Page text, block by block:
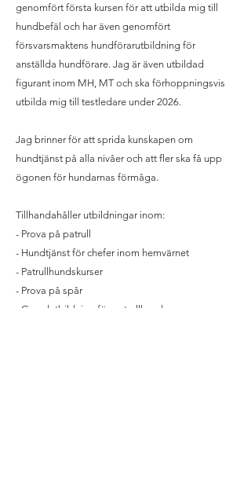
genomfört första kursen för att utbilda mig till
hundbefäl och har även genomfört
försvarsmaktens hundförarutbildning för
anställda hundförare. Jag är även utbildad
figurant inom MH, MT och ska förhoppningsvis
utbilda mig till testledare under 2026.
Jag brinner för att sprida kunskapen om
hundtjänst på alla nivåer och att fler ska få upp
ögonen för hundarnas förmåga.
Tillhandahåller utbildningar inom:
- Prova på patrull
- Hundtjänst för chefer inom hemvärnet
- Patrullhundskurser
- Prova på spår​
- Grundutbildning för patrullhundar